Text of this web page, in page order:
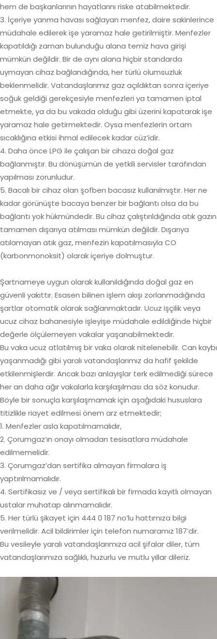
hem de başkanlarının hayatlarını riske atabilmektedir.
3. İçeriye yanma havası sağlayan menfez, daire sakinlerince
müdahale edilerek işe yaramaz hale getirilmiştir. Menfezler
kapatıldığı zaman bulunduğu alana temiz hava girişi
mümkün değildir. Bir de aynı alana hiçbir standarda
uymayan cihaz bağlandığında, her türlü olumsuzluk
beklenmelidir. Vatandaşlarımız gaz açıldıktan sonra içeriye
soğuk geldiği gerekçesiyle menfezleri ya tamamen iptal
etmekte, ya da bu vakada olduğu gibi üzerini kapatarak işe
yaramaz hale getirmektedir. Oysa menfezlerin ortam
sıcaklığına etkisi ihmal edilecek kadar cüz’idir.
4. Daha önce LPG ile çalışan bir cihaza doğal gaz
bağlanmıştır. Bu dönüşümün de yetkili servisler tarafından
yapılması zorunludur.
5. Bacalı bir cihaz olan şofben bacasız kullanılmıştır. Her ne
kadar görünüşte bacaya benzer bir bağlantı olsa da bu
bağlantı yok hükmündedir. Bu cihaz çalıştırıldığında atık gazın
tamamen dışarıya atılması mümkün değildir. Dışarıya
atılamayan atık gaz, menfezin kapatılmasıyla CO
(karbonmonoksit) olarak içeriye dolmuştur.
Şartnameye uygun olarak kullanıldığında doğal gaz en
güvenli yakıttır. Esasen bilinen işlem akışı zorlanmadığında
şartlar otomatik olarak sağlanmaktadır. Ucuz işçilik veya
ucuz cihaz bahanesiyle işleyişe müdahale edildiğinde hiçbir
değerle ölçülemeyen vakalar yaşanabilmektedir.
Bu vaka ucuz atlatılmış bir vaka olarak nitelenebilir. Can kaybı
yaşanmadığı gibi yaralı vatandaşlarımız da hafif şekilde
etkilenmişlerdir. Ancak bazı anlayışlar terk edilmediği sürece
her an daha ağır vakalarla karşılaşılması da söz konudur.
Böyle bir sonuçla karşılaşmamak için aşağıdaki hususlara
titizlikle riayet edilmesi önem arz etmektedir;
1. Menfezler asla kapatılmamalıdır,
2. Çorumgaz’ın onayı olmadan tesisatlara müdahale
edilmemelidir.
3. Çorumgaz’dan sertifika almayan firmalara iş
yaptırılmamalıdır.
4. Sertifikasız ve / veya sertifikalı bir firmada kayıtlı olmayan
ustalar muhatap alınmamalıdır.
5. Her türlü şikayet için 444 0 187 no’lu hattımıza bilgi
verilmelidir. Acil bildirimler için telefon numaramız 187’dir.
Bu vesileyle yaralı vatandaşlarımıza acil şifalar diler, tüm
vatandaşlarımıza sağlıklı, huzurlu ve mutlu yıllar dileriz.